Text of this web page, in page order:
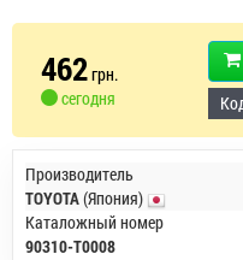
462грн.
сегодня
Производитель
TOYOTA(Япония)
Каталожный номер
90310-T0008